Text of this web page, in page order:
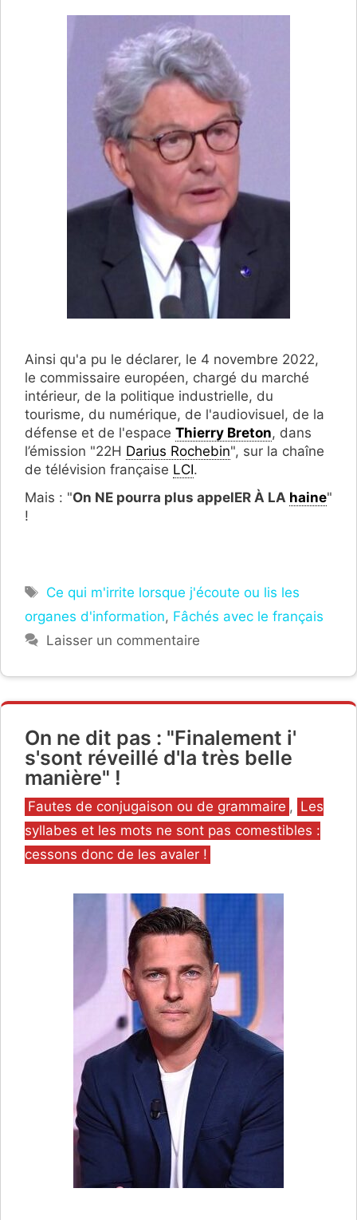
Ainsi qu'a pu le déclarer, le 4 novembre 2022,
le commissaire européen, chargé du marché
intérieur, de la politique industrielle, du
tourisme, du numérique, de l'audiovisuel, de la
défense et de l'espace Thierry Breton, dans
l’émission "22H Darius Rochebin", sur la chaîne
de télévision française LCI.
Mais : "On NE pourra plus appelER À LA haine"
!
Étiquettes
Ce qui m'irrite lorsque j'écoute ou lis les
organes d'information, Fâchés avec le français
Laisser un commentaire
On ne dit pas : "Finalement i'
s'sont réveillé d'la très belle
manière" !
Catégories
Fautes de conjugaison ou de grammaire , Les
syllabes et les mots ne sont pas comestibles :
cessons donc de les avaler !